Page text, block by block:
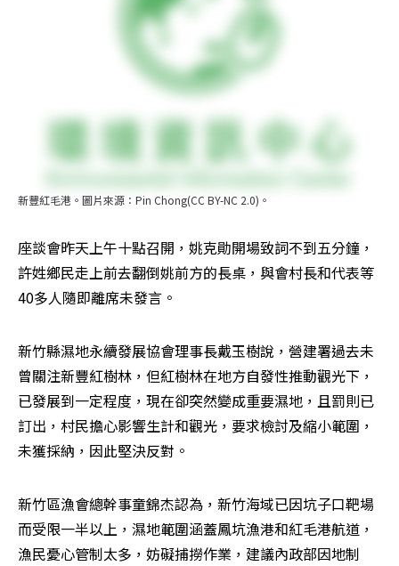
新豐紅毛港。圖片來源：Pin Chong(CC BY-NC 2.0)。
座談會昨天上午十點召開，姚克勛開場致詞不到五分鐘，
許姓鄉民走上前去翻倒姚前方的長桌，與會村長和代表等
40多人隨即離席未發言。
新竹縣濕地永續發展協會理事長戴玉樹說，營建署過去未
曾關注新豐紅樹林，但紅樹林在地方自發性推動觀光下，
已發展到一定程度，現在卻突然變成重要濕地，且罰則已
訂出，村民擔心影響生計和觀光，要求檢討及縮小範圍，
未獲採納，因此堅決反對。
新竹區漁會總幹事童錦杰認為，新竹海域已因坑子口靶場
而受限一半以上，濕地範圍涵蓋鳳坑漁港和紅毛港航道，
漁民憂心管制太多，妨礙捕撈作業，建議內政部因地制